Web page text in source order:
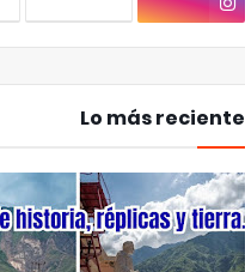
Lo más reciente